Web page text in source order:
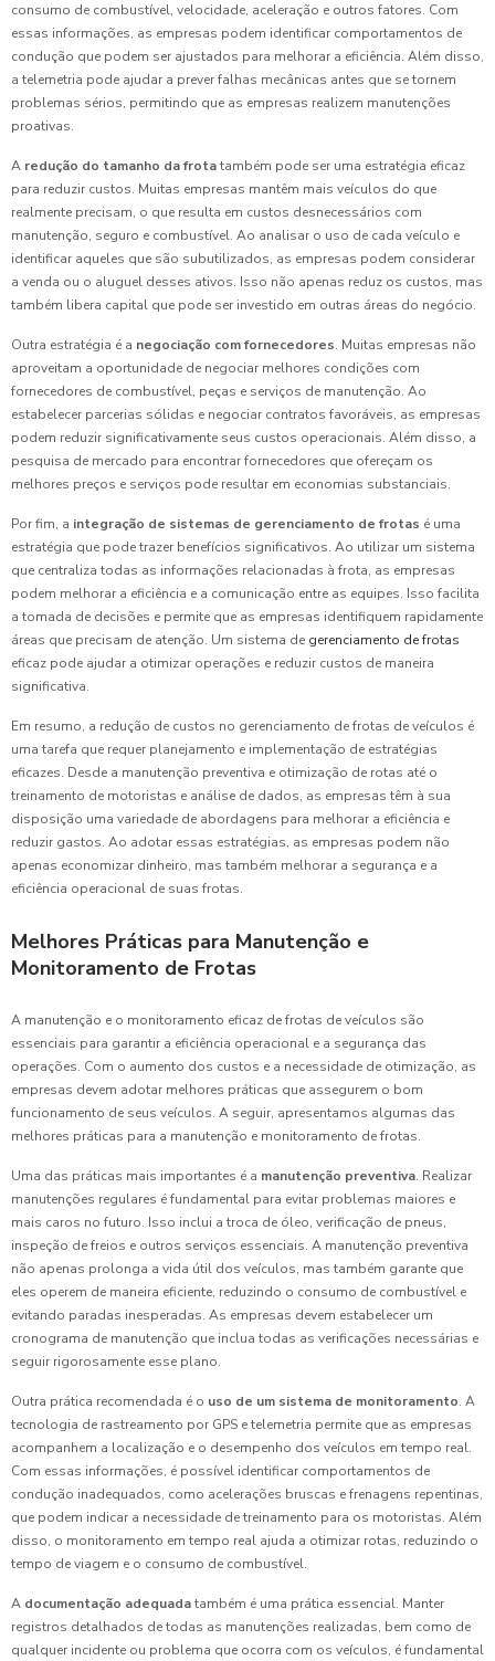
consumo de combustível, velocidade, aceleração e outros fatores. Com
essas informações, as empresas podem identificar comportamentos de
condução que podem ser ajustados para melhorar a eficiência. Além disso,
a telemetria pode ajudar a prever falhas mecânicas antes que se tornem
problemas sérios, permitindo que as empresas realizem manutenções
proativas.
A redução do tamanho da frotatambém pode ser uma estratégia eficaz
para reduzir custos. Muitas empresas mantêm mais veículos do que
realmente precisam, o que resulta em custos desnecessários com
manutenção, seguro e combustível. Ao analisar o uso de cada veículo e
identificar aqueles que são subutilizados, as empresas podem considerar
a venda ou o aluguel desses ativos. Isso não apenas reduz os custos, mas
também libera capital que pode ser investido em outras áreas do negócio.
Outra estratégia é a negociação com fornecedores. Muitas empresas não
aproveitam a oportunidade de negociar melhores condições com
fornecedores de combustível, peças e serviços de manutenção. Ao
estabelecer parcerias sólidas e negociar contratos favoráveis, as empresas
podem reduzir significativamente seus custos operacionais. Além disso, a
pesquisa de mercado para encontrar fornecedores que ofereçam os
melhores preços e serviços pode resultar em economias substanciais.
Por fim, a integração de sistemas de gerenciamento de frotas é uma
estratégia que pode trazer benefícios significativos. Ao utilizar um sistema
que centraliza todas as informações relacionadas à frota, as empresas
podem melhorar a eficiência e a comunicação entre as equipes. Isso facilita
a tomada de decisões e permite que as empresas identifiquem rapidamente
áreas que precisam de atenção. Um sistema de gerenciamento de frotas
eficaz pode ajudar a otimizar operações e reduzir custos de maneira
significativa.
Em resumo, a redução de custos no gerenciamento de frotas de veículos é
uma tarefa que requer planejamento e implementação de estratégias
eficazes. Desde a manutenção preventiva e otimização de rotas até o
treinamento de motoristas e análise de dados, as empresas têm à sua
disposição uma variedade de abordagens para melhorar a eficiência e
reduzir gastos. Ao adotar essas estratégias, as empresas podem não
apenas economizar dinheiro, mas também melhorar a segurança e a
eficiência operacional de suas frotas.
Melhores Práticas para Manutenção e
Monitoramento de Frotas
A manutenção e o monitoramento eficaz de frotas de veículos são
essenciais para garantir a eficiência operacional e a segurança das
operações. Com o aumento dos custos e a necessidade de otimização, as
empresas devem adotar melhores práticas que assegurem o bom
funcionamento de seus veículos. A seguir, apresentamos algumas das
melhores práticas para a manutenção e monitoramento de frotas.
Uma das práticas mais importantes é a manutenção preventiva. Realizar
manutenções regulares é fundamental para evitar problemas maiores e
mais caros no futuro. Isso inclui a troca de óleo, verificação de pneus,
inspeção de freios e outros serviços essenciais. A manutenção preventiva
não apenas prolonga a vida útil dos veículos, mas também garante que
eles operem de maneira eficiente, reduzindo o consumo de combustível e
evitando paradas inesperadas. As empresas devem estabelecer um
cronograma de manutenção que inclua todas as verificações necessárias e
seguir rigorosamente esse plano.
Outra prática recomendada é o uso de um sistema de monitoramento. A
tecnologia de rastreamento por GPS e telemetria permite que as empresas
acompanhem a localização e o desempenho dos veículos em tempo real.
Com essas informações, é possível identificar comportamentos de
condução inadequados, como acelerações bruscas e frenagens repentinas,
que podem indicar a necessidade de treinamento para os motoristas. Além
disso, o monitoramento em tempo real ajuda a otimizar rotas, reduzindo o
tempo de viagem e o consumo de combustível.
A documentação adequadatambém é uma prática essencial. Manter
registros detalhados de todas as manutenções realizadas, bem como de
qualquer incidente ou problema que ocorra com os veículos, é fundamental